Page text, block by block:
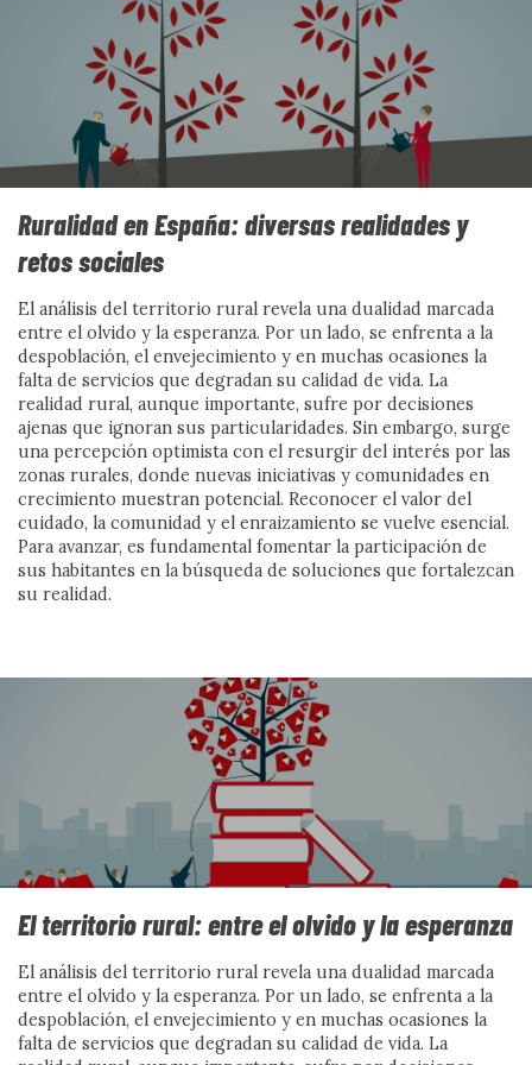
Qué es la interseccionalidad en
la acción social
La interseccionalidad invita a transformar la acción
social: no basta con sumar discriminaciones, hay que
comprender cómo interactúan los sistemas de poder
que producen exclusión. Este enfoque permite revisar
para atender realidades complejas sin invisibilizar a
quienes viven en los cruces de desigualdad.
Por Violeta Assiego
Ver más
DEL DATO A LA ACCIÓN
No fallan las personas, falla el
sistema
Los datos de EINSFOESSA 2024 desmontan el relato de
la desidia: tres de cada cuatro hogares en exclusión
Ruralidad en España: diversas realidades y
retos sociales
El análisis del territorio rural revela una dualidad marcada
entre el olvido y la esperanza. Por un lado, se enfrenta a la
despoblación, el envejecimiento y en muchas ocasiones la
falta de servicios que degradan su calidad de vida. La
realidad rural, aunque importante, sufre por decisiones
ajenas que ignoran sus particularidades. Sin embargo, surge
una percepción optimista con el resurgir del interés por las
zonas rurales, donde nuevas iniciativas y comunidades en
crecimiento muestran potencial. Reconocer el valor del
cuidado, la comunidad y el enraizamiento se vuelve esencial.
Para avanzar, es fundamental fomentar la participación de
sus habitantes en la búsqueda de soluciones que fortalezcan
su realidad.
El territorio rural: entre el olvido y la esperanza
El análisis del territorio rural revela una dualidad marcada
entre el olvido y la esperanza. Por un lado, se enfrenta a la
despoblación, el envejecimiento y en muchas ocasiones la
falta de servicios que degradan su calidad de vida. La